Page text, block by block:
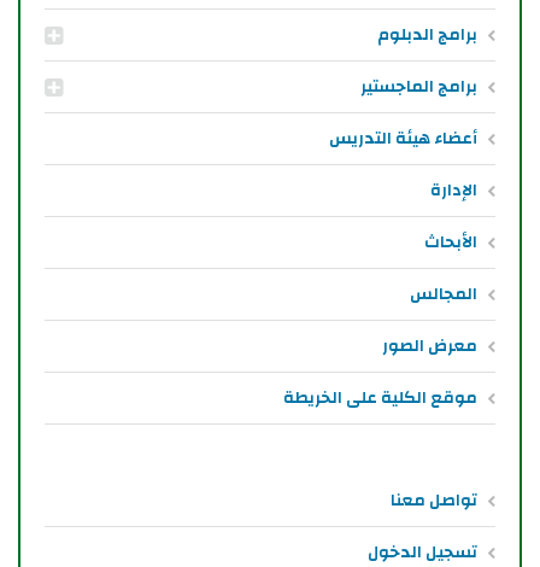
برامج الدبلوم
برامج الماجستير
أعضاء هيئة التدريس
الإدارة
الأبحاث
المجالس
معرض الصور
موقع الكلية على الخريطة
تواصل معنا
تسجيل الدخول